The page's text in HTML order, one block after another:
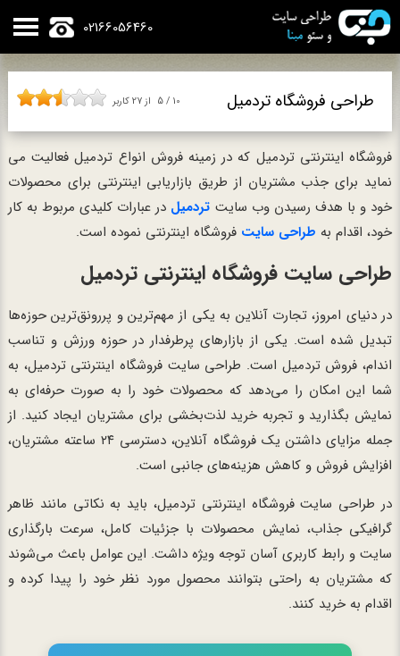
02166056460
طراحی فروشگاه تردمیل 5/ 10 از27کاربر
فروشگاه اینترنتی تردمیل که در زمینه فروش انواع تردمیل فعالیت می
نماید برای جذب مشتریان از طریق بازاریابی اینترنتی برای محصولات
خود و با هدف رسیدن وب سایت تردمیل در عبارات کلیدی مربوط به کار
خود، اقدام به طراحی سایت فروشگاه اینترنتی نموده است.
طراحی سایت فروشگاه اینترنتی تردمیل
در دنیای امروز، تجارت آنلاین به یکی از مهم‌ترین و پررونق‌ترین حوزه‌ها
تبدیل شده است. یکی از بازارهای پرطرفدار در حوزه ورزش و تناسب
اندام، فروش تردمیل است. طراحی سایت فروشگاه اینترنتی تردمیل، به
شما این امکان را می‌دهد که محصولات خود را به صورت حرفه‌ای به
نمایش بگذارید و تجربه خرید لذت‌بخشی برای مشتریان ایجاد کنید. از
جمله مزایای داشتن یک فروشگاه آنلاین، دسترسی ۲۴ ساعته مشتریان،
افزایش فروش و کاهش هزینه‌های جانبی است.
در طراحی سایت فروشگاه اینترنتی تردمیل، باید به نکاتی مانند ظاهر
گرافیکی جذاب، نمایش محصولات با جزئیات کامل، سرعت بارگذاری
سایت و رابط کاربری آسان توجه ویژه داشت. این عوامل باعث می‌شوند
که مشتریان به راحتی بتوانند محصول مورد نظر خود را پیدا کرده و
اقدام به خرید کنند.